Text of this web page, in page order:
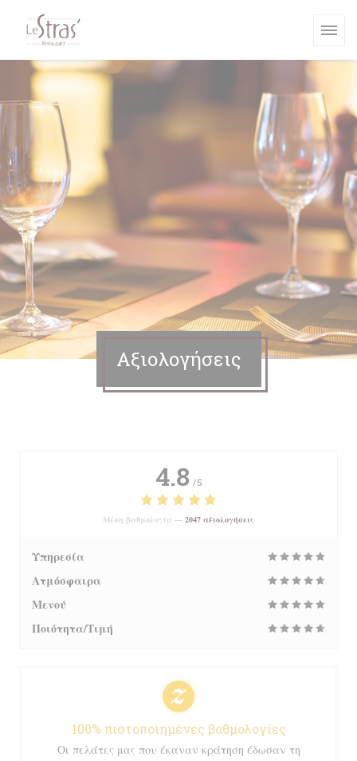
Αξιολογήσεις
4.8 /5
Μέση βαθμολογία — 2047 αξιολογήσεις
Υπηρεσία
Ατμόσφαιρα
Μενού
Ποιότητα/Τιμή
100% πιστοποιημένες βαθμολογίες
Οι πελάτες μας που έκαναν κράτηση έδωσαν τη